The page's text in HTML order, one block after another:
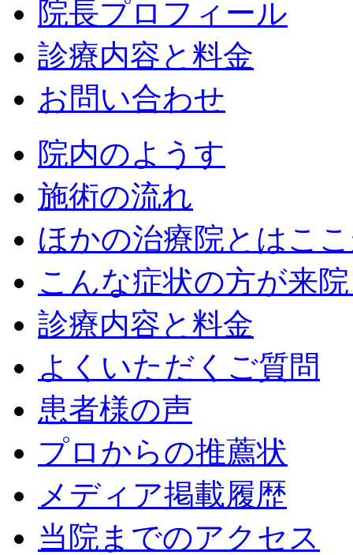
院長プロフィール
診療内容と料金
お問い合わせ
院内のようす
施術の流れ
ほかの治療院とはこ
こんな症状の方が来
診療内容と料金
よくいただくご質問
患者様の声
プロからの推薦状
メディア掲載履歴
当院までのアクセス